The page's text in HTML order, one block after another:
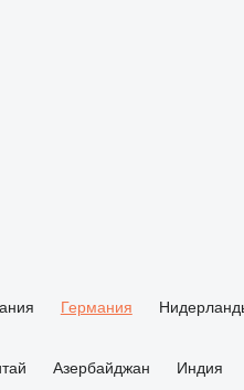
Германия
Азербайджан Индия